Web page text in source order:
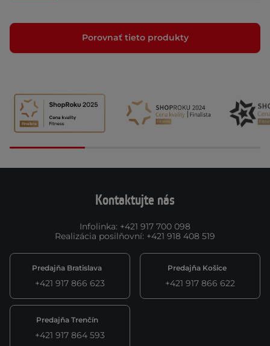
Porovnať tieto produkty
Kontaktujte nás
Infolinka: +421 917 700 098
Realizácia posilňovní: +421 918 408 519
Predajňa Bratislava
+421 917 866 623
Predajňa Košice
+421 917 866 622
Predajňa Trenčín
+421 917 864 593